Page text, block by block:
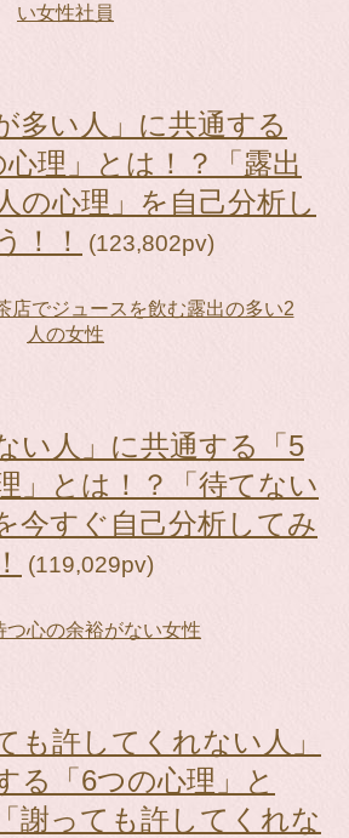
多い人」に共通する
心理」とは！？「露出
の心理」を自己分析し
！！
(123,802pv)
い人」に共通する「5
」とは！？「待てない
今すぐ自己分析してみ
(119,029pv)
も許してくれない人」
る「6つの心理」と
謝っても許してくれな